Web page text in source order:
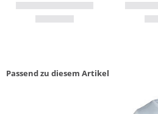
Passend zu diesem Artikel